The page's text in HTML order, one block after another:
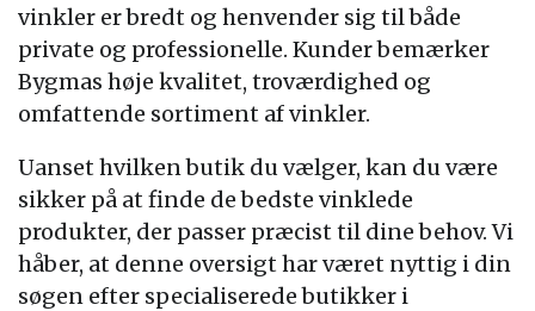
vinkler er bredt og henvender sig til både
private og professionelle. Kunder bemærker
Bygmas høje kvalitet, troværdighed og
omfattende sortiment af vinkler.
Uanset hvilken butik du vælger, kan du være
sikker på at finde de bedste vinklede
produkter, der passer præcist til dine behov. Vi
håber, at denne oversigt har været nyttig i din
søgen efter specialiserede butikker i